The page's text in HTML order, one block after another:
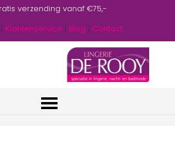
verzending vanaf €75,-
| Klantenservice | Blog | Contact